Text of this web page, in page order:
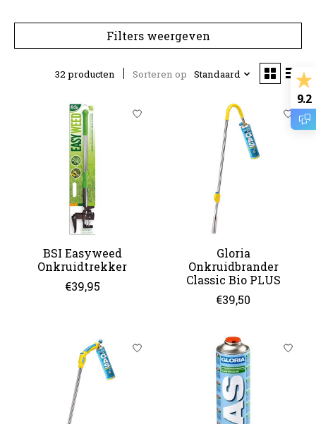
Filters weergeven
32 producten Sorteren op Standaard
BSI Easyweed
Onkruidtrekker
€39,95
Gloria
Onkruidbrander
Classic Bio PLUS
€39,50
9.2